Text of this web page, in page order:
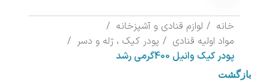
خانه
لوازم قنادی و آشپزخانه
مواد اولیه قنادی
پودر کیک ، ژله و دسر
پودر کیک وانیل 400گرمی رشد
بازگشت